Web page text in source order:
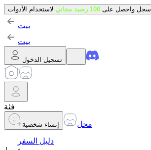
سجل واحصل على 100 رصيد مجاني
بيت
بيت
تسجيل الدخول
فئة
إنشاء شخصية
محل
دليل السفر